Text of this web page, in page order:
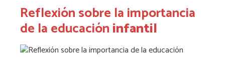
Reflexión sobre la importancia
de la educacióninfantil